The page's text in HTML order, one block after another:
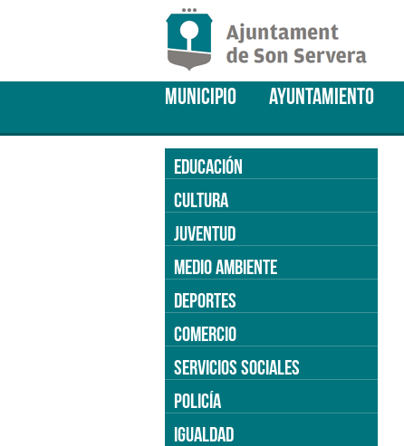
MUNICIPIO AYUNTAMIENTO
EDUCACIÓN
CULTURA
JUVENTUD
MEDIO AMBIENTE
DEPORTES
COMERCIO
SERVICIOS SOCIALES
POLICÍA
IGUALDAD